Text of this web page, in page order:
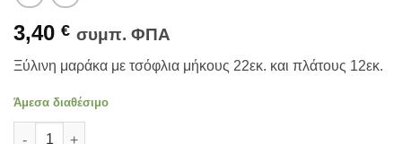
3,40 € συμπ. ΦΠΑ
Ξύλινη μαράκα με τσόφλια μήκους 22εκ. και πλάτους 12εκ.
Άμεσα διαθέσιμο
ΜΑΡΑΚΑ ΞΥΛΙΝΗ ΜΟΥΣΙΚΟ ΠΑΙΧΝΙΔΙ ποσότητα